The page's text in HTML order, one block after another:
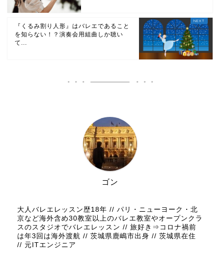
『くるみ割り人形』はバレエであること
を知らない！？演奏会用組曲しか聴い
て...
ゴン
大人バレエレッスン歴18年 // パリ・ニューヨーク・北
京など海外含め30教室以上のバレエ教室やオープンクラ
スのスタジオでバレエレッスン // 旅好き⇒コロナ禍前
は年3回は海外渡航 // 茨城県鹿嶋市出身 // 茨城県在住
// 元ITエンジニア